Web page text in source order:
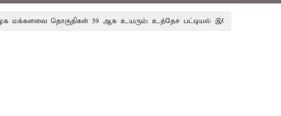
தொகுதிகள் 59 ஆக உயரும்: உத்தேச பட்டியல் இதோ!